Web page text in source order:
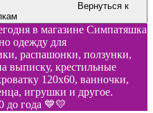
Вернуться к
в магазине Симпатяшка
одежду для
распашонки, ползунки,
выписку, крестильные
120х60, ванночки,
игрушки и другое.
до года 💙💛